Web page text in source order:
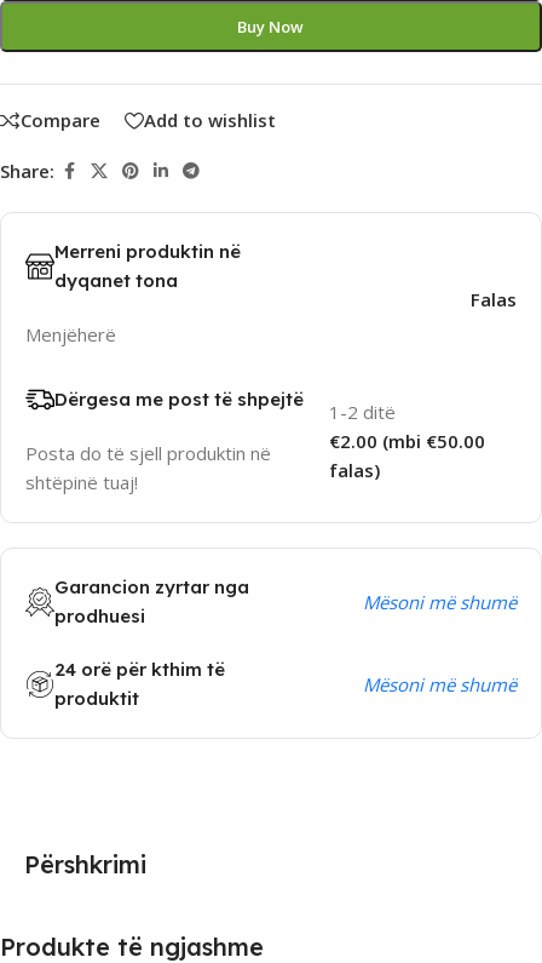
Buy Now
Compare Add to wishlist
Share:
Merreni produktin në
dyqanet tona
Menjëherë
Falas
Dërgesa me post të shpejtë
Posta do të sjell produktin në
shtëpinë tuaj!
1-2 ditë
€2.00 (mbi €50.00
falas)
Garancion zyrtar nga
prodhuesi
Mësoni më shumë
24 orë për kthim të
produktit
Mësoni më shumë
Përshkrimi
Produkte të ngjashme